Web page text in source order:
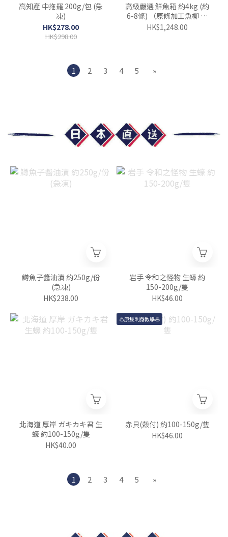
高知產 中拖羅 200g/包 (急
凍)
HK$278.00
HK$298.00
高級嚴選 鮮魚箱 約4kg (約
6-8條) （原條加工魚柳 起
骨）
HK$1,248.00
1 2 3 4 5 »
鱒魚子醬油漬 約250g/份
(急凍)
HK$238.00
岩手 令和之怪物 生蠔 約
150-200g/隻
HK$46.00
北海道 厚岸 ガキカキ君 生
蠔 約100-150g/隻
HK$40.00
♨️原隻刺身教學♨️
赤貝(殼付) 約100-150g/隻
HK$46.00
1 2 3 4 5 »